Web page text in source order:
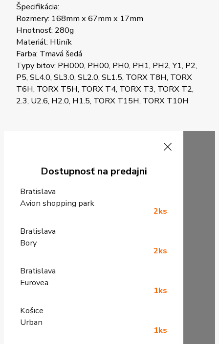
Špecifikácia:
Rozmery: 168mm x 67mm x 17mm
Hnotnosť: 280g
Materiál: Hliník
Farba: Tmavá šedá
Typy bitov: PH000, PH00, PH0, PH1, PH2, Y1, P2,
P5, SL4.0, SL3.0, SL2.0, SL1.5, TORX T8H, TORX
T6H, TORX T5H, TORX T4, TORX T3, TORX T2,
2.3, U2.6, H2.0, H1.5, TORX T15H, TORX T10H
Dostupnosť na predajni
Bratislava
Avion shopping park
2ks
Bratislava
Bory
2ks
Bratislava
Eurovea
1ks
Košice
Urban
1ks